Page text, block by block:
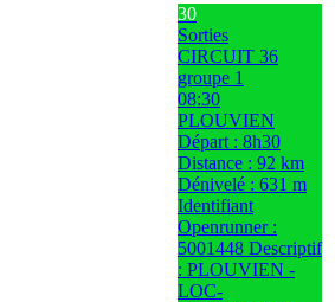
30
Sorties
CIRCUIT 36
groupe 1
08:30
PLOUVIEN
Départ : 8h30
Distance : 92 km
Dénivelé : 631 m
Identifiant
Openrunner :
5001448 Descriptif
: PLOUVIEN -
LOC-